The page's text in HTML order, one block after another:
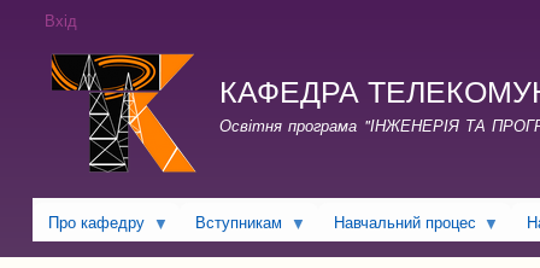
Вхід
КАФЕДРА
Освітня програма "ІНЖЕНЕРІЯ ТА
Про кафедру Вступникам Навчальний процес